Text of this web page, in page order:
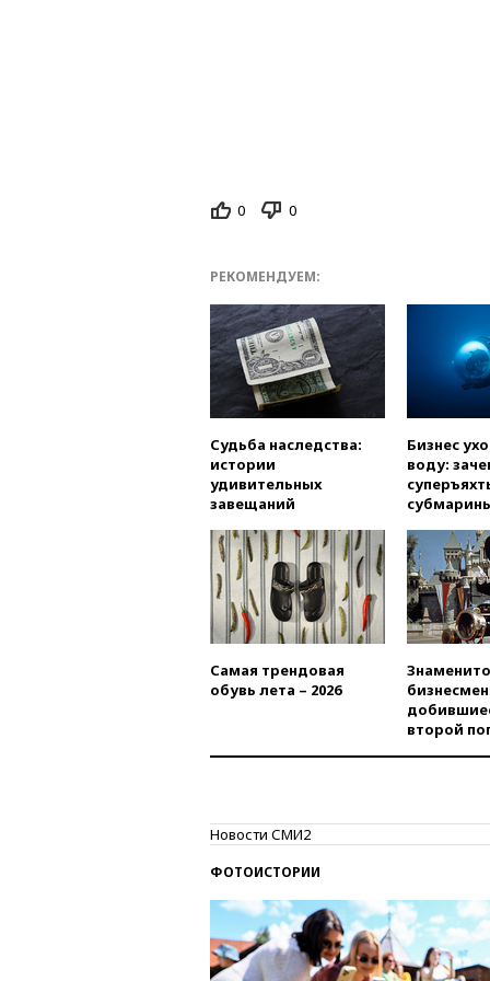
0 0
РЕКОМЕНДУЕМ:
Судьба наследства:
истории
удивительных
завещаний
Бизнес
воду:
Самая трендовая
обувь лета – 2026
второй
Новости СМИ2
ФОТОИСТОРИИ